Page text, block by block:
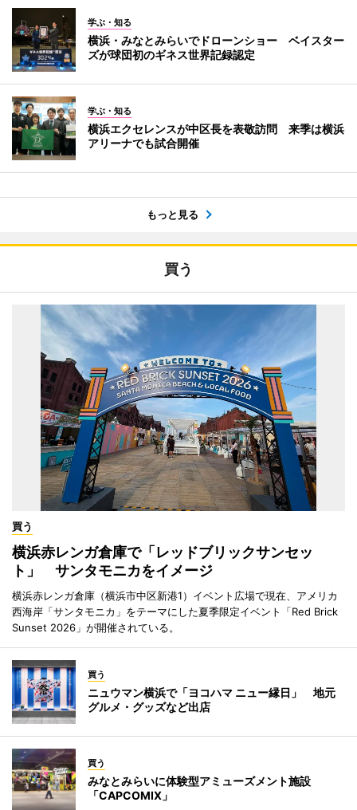
学ぶ・知る
横浜・みなとみらいでドローンショー ベイスター
ズが球団初のギネス世界記録認定
学ぶ・知る
横浜エクセレンスが中区長を表敬訪問 来季は横浜
アリーナでも試合開催
もっと見る
買う
買う
横浜赤レンガ倉庫で「レッドブリックサンセッ
ト」 サンタモニカをイメージ
横浜赤レンガ倉庫（横浜市中区新港1）イベント広場で現在、アメリカ
西海岸「サンタモニカ」をテーマにした夏季限定イベント「Red Brick
Sunset 2026」が開催されている。
買う
ニュウマン横浜で「ヨコハマ ニュー縁日」 地元
グルメ・グッズなど出店
買う
みなとみらいに体験型アミューズメント施設
「CAPCOMIX」